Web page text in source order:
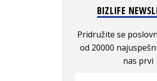
BIZLIFE
Pridružite se
od 20000
nas prvi